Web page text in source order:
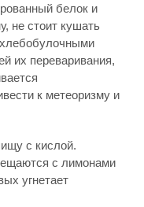
белок и
не стоит кушать
их переваривания,
к метеоризму и
с кислой.
с лимонами
угнетает